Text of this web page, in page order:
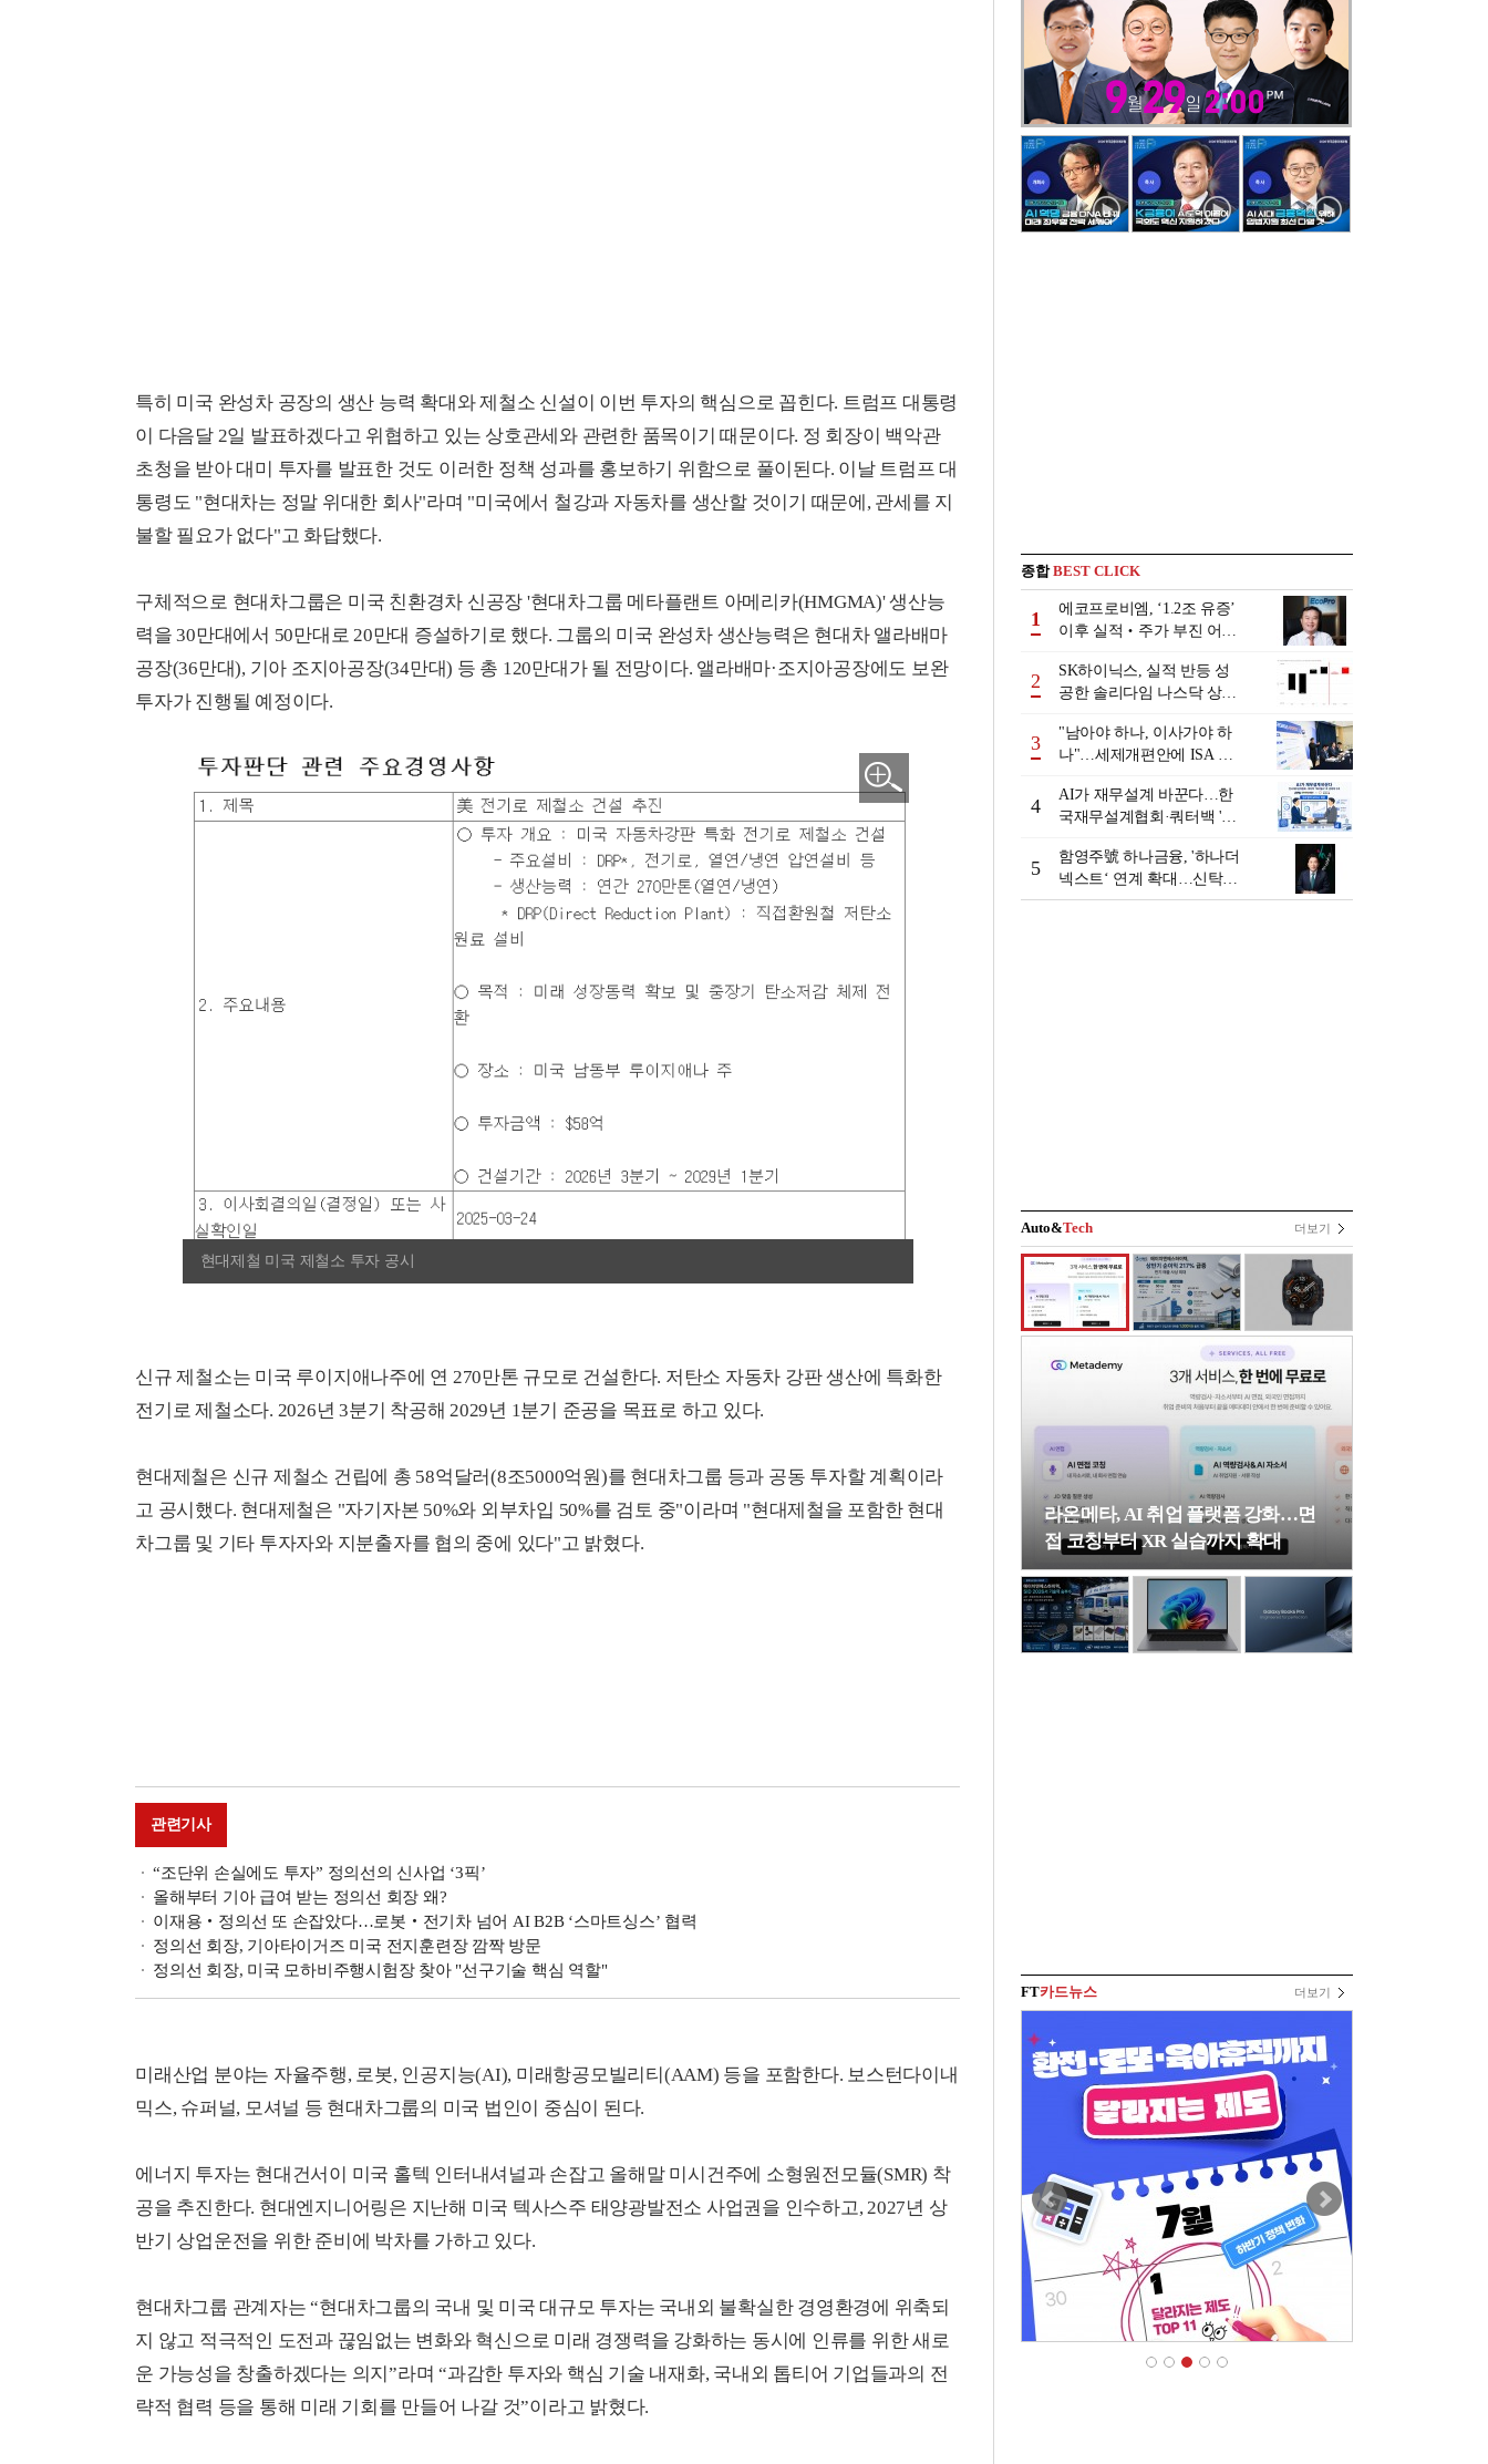
특히 미국 완성차 공장의 생산 능력 확대와 제철소 신설이 이번 투자의 핵심으로 꼽힌다. 트럼프 대통령
이 다음달 2일 발표하겠다고 위협하고 있는 상호관세와 관련한 품목이기 때문이다. 정 회장이 백악관
초청을 받아 대미 투자를 발표한 것도 이러한 정책 성과를 홍보하기 위함으로 풀이된다. 이날 트럼프 대
통령도 "현대차는 정말 위대한 회사"라며 "미국에서 철강과 자동차를 생산할 것이기 때문에, 관세를 지
불할 필요가 없다"고 화답했다.
구체적으로 현대차그룹은 미국 친환경차 신공장 '현대차그룹 메타플랜트 아메리카(HMGMA)' 생산능
력을 30만대에서 50만대로 20만대 증설하기로 했다. 그룹의 미국 완성차 생산능력은 현대차 앨라배마
공장(36만대), 기아 조지아공장(34만대) 등 총 120만대가 될 전망이다. 앨라배마·조지아공장에도 보완
투자가 진행될 예정이다.
현대제철 미국 제철소 투자 공시
신규 제철소는 미국 루이지애나주에 연 270만톤 규모로 건설한다. 저탄소 자동차 강판 생산에 특화한
전기로 제철소다. 2026년 3분기 착공해 2029년 1분기 준공을 목표로 하고 있다.
현대제철은 신규 제철소 건립에 총 58억달러(8조5000억원)를 현대차그룹 등과 공동 투자할 계획이라
고 공시했다. 현대제철은 "자기자본 50%와 외부차입 50%를 검토 중"이라며 "현대제철을 포함한 현대
차그룹 및 기타 투자자와 지분출자를 협의 중에 있다"고 밝혔다.
관련기사
“조단위 손실에도 투자” 정의선의 신사업 ‘3픽’
올해부터 기아 급여 받는 정의선 회장 왜?
이재용‧정의선 또 손잡았다…로봇‧전기차 넘어 AI B2B ‘스마트싱스’ 협력
정의선 회장, 기아타이거즈 미국 전지훈련장 깜짝 방문
정의선 회장, 미국 모하비주행시험장 찾아 "선구기술 핵심 역할"
미래산업 분야는 자율주행, 로봇, 인공지능(AI), 미래항공모빌리티(AAM) 등을 포함한다. 보스턴다이내
믹스, 슈퍼널, 모셔널 등 현대차그룹의 미국 법인이 중심이 된다.
에너지 투자는 현대건서이 미국 홀텍 인터내셔널과 손잡고 올해말 미시건주에 소형원전모듈(SMR) 착
공을 추진한다. 현대엔지니어링은 지난해 미국 텍사스주 태양광발전소 사업권을 인수하고, 2027년 상
반기 상업운전을 위한 준비에 박차를 가하고 있다.
현대차그룹 관계자는 “현대차그룹의 국내 및 미국 대규모 투자는 국내외 불확실한 경영환경에 위축되
지 않고 적극적인 도전과 끊임없는 변화와 혁신으로 미래 경쟁력을 강화하는 동시에 인류를 위한 새로
운 가능성을 창출하겠다는 의지”라며 “과감한 투자와 핵심 기술 내재화, 국내외 톱티어 기업들과의 전
략적 협력 등을 통해 미래 기회를 만들어 나갈 것”이라고 밝혔다.
종합BEST CLICK
1
에코프로비엠, ‘1.2조 유증’
이후 실적‧주가 부진 어쩌
2
SK하이닉스, 실적 반등 성
공한 솔리다임 나스닥 상장
3
"남아야 하나, 이사가야 하
나"…세제개편안에 ISA 투
4
AI가 재무설계 바꾼다…한
국재무설계협회·쿼터백 '베
5
함영주號 하나금융, '하나더
넥스트‘ 연계 확대…신탁수
수료 2배 증가 효과 [금융 시
Auto&Tech 더보기
라온메타, AI 취업 플랫폼 강화…면
접 코칭부터 XR 실습까지 확대
FT카드뉴스 더보기